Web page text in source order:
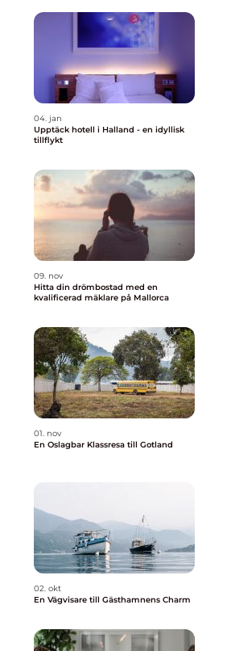
04. jan
Upptäck hotell i Halland - en idyllisk
tillflykt
09. nov
Hitta din drömbostad med en
kvalificerad mäklare på Mallorca
01. nov
En Oslagbar Klassresa till Gotland
02. okt
En Vägvisare till Gästhamnens Charm